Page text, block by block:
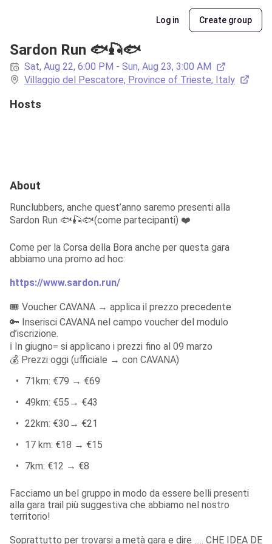
Log in Create group
Sardon Run 🐟🎣🐟
Sat, Aug 22, 6:00 PM - Sun, Aug 23, 3:00 AM
Villaggio del Pescatore, Province of Trieste, Italy
Hosts
About
Runclubbers, anche quest’anno saremo presenti alla
Sardon Run 🐟🎣🐟(come partecipanti) ❤️
Come per la Corsa della Bora anche per questa gara
abbiamo una promo ad hoc:
https://www.sardon.run/
🎟️ Voucher CAVANA → applica il prezzo precedente
🔑 Inserisci CAVANA nel campo voucher del modulo
d’iscrizione.
ℹ️ In giugno= si applicano i prezzi fino al 09 marzo
💰 Prezzi oggi (ufficiale → con CAVANA)
•
71km: €79 → €69
•
49km: €55→ €43
• 22km: €30→ €21
•
17 km: €18 → €15
•
7km: €12 → €8
Facciamo un bel gruppo in modo da essere belli presenti
alla gara trail più suggestiva che abbiamo nel nostro
territorio!
Soprattutto per trovarsi a metà gara e dire ..... CHE IDEA DE